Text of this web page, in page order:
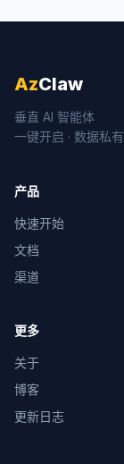
AzClaw
垂直 AI 智能体
一键开启 · 数据私有
产品
快速开始
文档
渠道
更多
关于
博客
更新日志